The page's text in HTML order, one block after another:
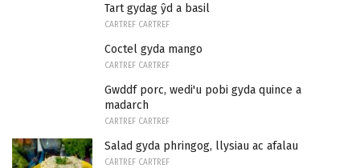
Tart gydag ŷd a basil
CARTREF CARTREF
Coctel gyda mango
CARTREF CARTREF
Gwddf porc, wedi'u pobi gyda quince a
madarch
CARTREF CARTREF
Salad gyda phringog, llysiau ac afalau
CARTREF CARTREF